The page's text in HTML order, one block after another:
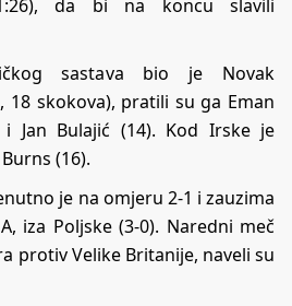
da bi na koncu slavili
sastava bio je Novak
18 skokova), pratili su ga Eman
i Jan Bulajić (14). Kod Irske je
(16).
je na omjeru 2-1 i zauzima
iza Poljske (3-0). Naredni meč
protiv Velike Britanije, naveli su